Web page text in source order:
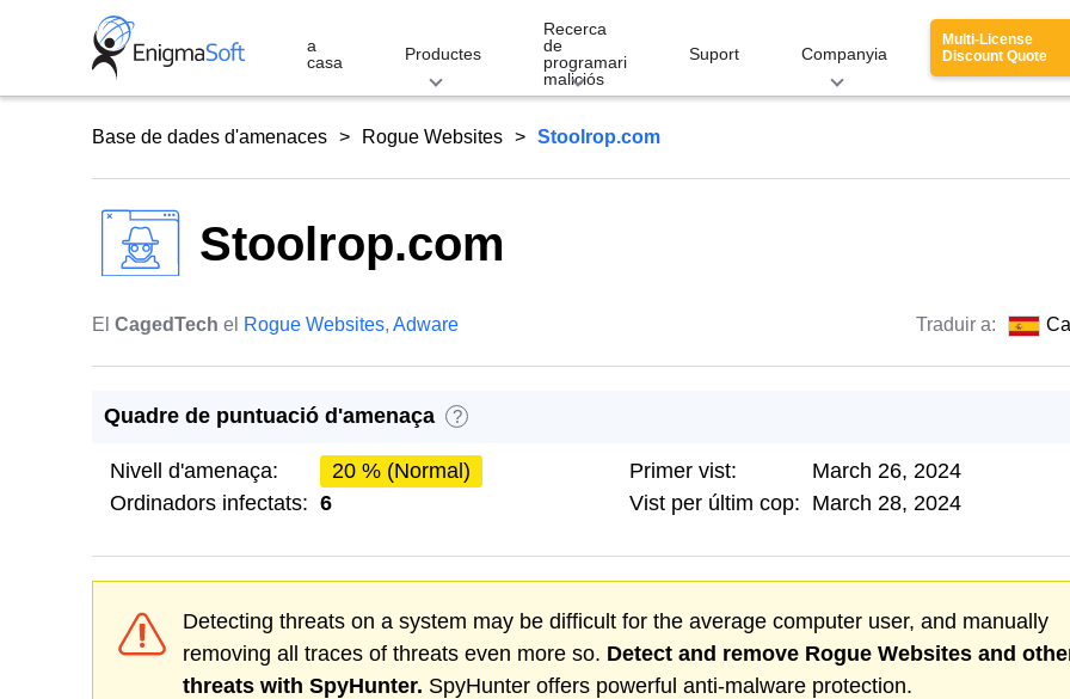
a
casa
Productes
Recerca
de
programari
maliciós
Suport Companyia
Multi-License
Discount Quote
Base de dades d'amenaces Rogue Websites Stoolrop.com
Stoolrop.com
El CagedTech el Rogue Websites, Adware Traduir a:
Quadre de puntuació d'amenaça ?
Nivell d'amenaça:
20 % (Normal)
Ordinadors infectats: 6
Primer vist:
March 26, 2024
Vist per últim cop: March 28, 2024
Detecting threats on a system may be difficult for the average computer user, and manually
removing all traces of threats even more so. Detect and remove Rogue Websites and
threats with SpyHunter. SpyHunter offers powerful anti-malware protection.